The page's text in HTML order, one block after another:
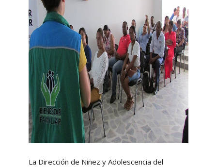
La Dirección de Niñez y Adolescencia del